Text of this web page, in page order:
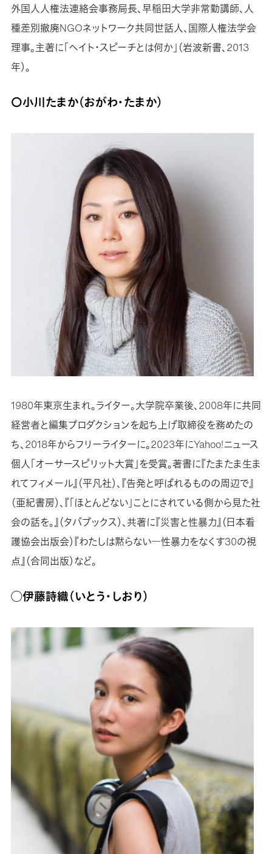
外国人人権法連絡会事務局長、早稲田大学非常勤講師、人
種差別撤廃NGOネットワーク共同世話人、国際人権法学会
理事。主著に「ヘイト・スピーチとは何か」（岩波新書、2013
年）。
〇小川たまか（おがわ・たまか）
1980年東京生まれ。ライター。大学院卒業後、2008年に共同
経営者と編集プロダクションを起ち上げ取締役を務めたの
ち、2018年からフリーライターに。2023年にYahoo!ニュース
個人「オーサースピリット大賞」を受賞。著書に『たまたま生ま
れてフィメール』（平凡社）、『告発と呼ばれるものの周辺で』
（亜紀書房）、『「ほとんどない」ことにされている側から見た社
会の話を。』（タバブックス）、共著に『災害と性暴力』（日本看
護協会出版会）『わたしは黙らない―性暴力をなくす30の視
点』（合同出版）など。
◯伊藤詩織（いとう・しおり）